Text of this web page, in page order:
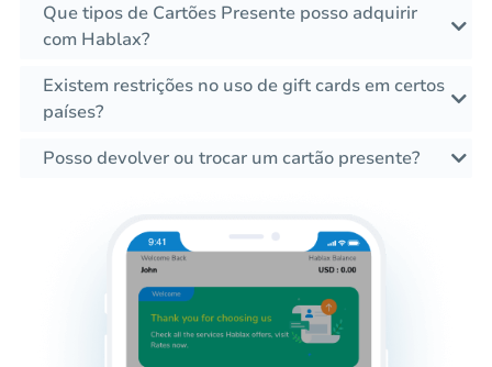
Que tipos de Cartões Presente posso adquirir
com Hablax?
Existem restrições no uso de gift cards em certos
países?
Posso devolver ou trocar um cartão presente?